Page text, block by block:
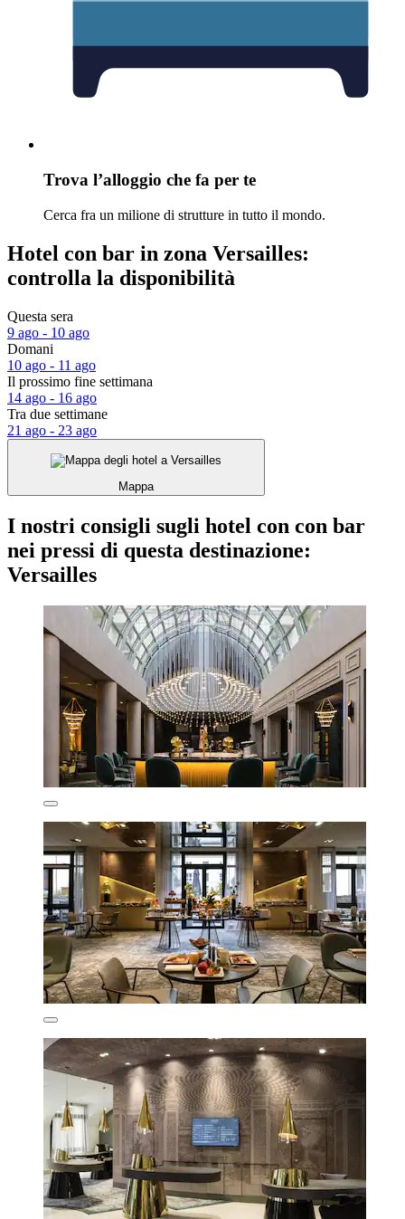
Trova l’alloggio che fa per te
Cerca fra un milione di strutture in tutto il mondo.
Hotel con bar in zona Versailles:
controlla la disponibilità
Questa sera
9 ago - 10 ago
Domani
10 ago - 11 ago
Il prossimo fine settimana
14 ago - 16 ago
Tra due settimane
21 ago - 23 ago
Mappa
I nostri consigli sugli hotel con con bar
nei pressi di questa destinazione:
Versailles